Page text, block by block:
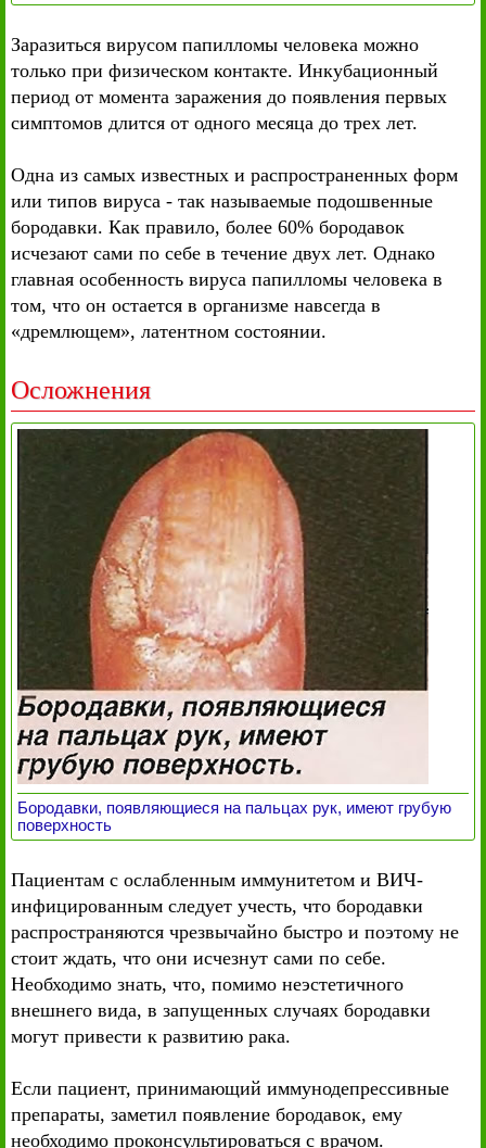
Заразиться вирусом папилломы человека можно
только при физическом контакте. Инкубационный
период от момента заражения до появления первых
симптомов длится от одного месяца до трех лет.
Одна из самых известных и распространенных форм
или типов вируса - так называемые подошвенные
бородавки. Как правило, более 60% бородавок
исчезают сами по себе в течение двух лет. Однако
главная особенность вируса папилломы человека в
том, что он остается в организме навсегда в
«дремлющем», латентном состоянии.
Осложнения
Бородавки, появляющиеся на пальцах рук, имеют грубую
поверхность
Пациентам с ослабленным иммунитетом и ВИЧ-
инфицированным следует учесть, что бородавки
распространяются чрезвычайно быстро и поэтому не
стоит ждать, что они исчезнут сами по себе.
Необходимо знать, что, помимо неэстетичного
внешнего вида, в запущенных случаях бородавки
могут привести к развитию рака.
Если пациент, принимающий иммунодепрессивные
препараты, заметил появление бородавок, ему
необходимо проконсультироваться с врачом.